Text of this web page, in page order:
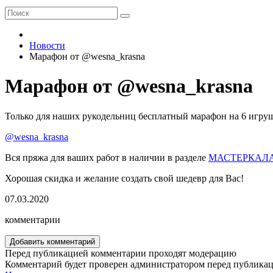
Новости
Марафон от @wesna_krasna
Марафон от @wesna_krasna
Только для наших рукодельниц бесплатный марафон на 6
@wesna_krasna
Вся пряжа для ваших работ в наличии в разделе
Хорошая скидка и желание создать свой шедевр для Вас!
07.03.2020
комментарии
Добавить комментарий
Перед публикацией комментарии проходят модерацию
Комментарий будет проверен администратором перед